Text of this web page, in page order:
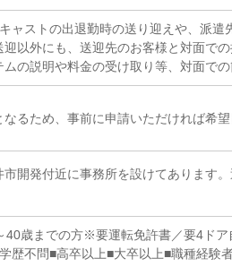
ャストの出退勤時の送り迎えや、派
迎以外にも、送迎先のお客様と対面で
ムの説明や料金の受け取り等、対面で
行動し、業務の流れを覚えていただき
なるため、事前に申請いただければ希
市開発付近に事務所を設けてあります
40歳までの方※要運転免許書／要4ド
歴不問■高卒以上■大卒以上■職種経験